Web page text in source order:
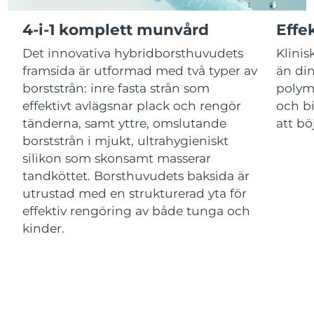
4-i-1 komplett munvård
Det innovativa hybridborsthuvudets
framsida är utformad med två typer av
borststrån: inre fasta strån som
effektivt avlägsnar plack och rengör
tänderna, samt yttre, omslutande
borststrån i mjukt, ultrahygieniskt
silikon som skonsamt masserar
tandköttet. Borsthuvudets baksida är
utrustad med en strukturerad yta för
effektiv rengöring av både tunga och
kinder.
än
och
att
Macao SAR Förväntad leverans 8/11/26
Malaysia Förväntad leverans 8/12/26
Malta 8/9/26
Mexiko Förväntad leverans 8/13/26
Monaco Förväntad leverans
Nederländerna Förväntad leverans
Nya Zeeland